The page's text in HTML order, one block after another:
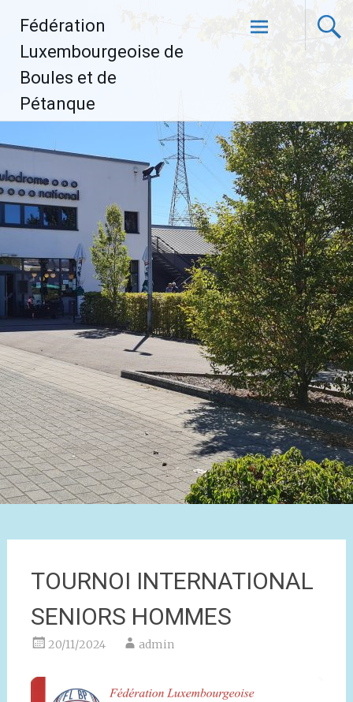
contenu
Fédération
Luxembourgeoise de
Boules et de
Pétanque
TOURNOI INTERNATIONAL
SENIORS HOMMES
20/11/2024 admin